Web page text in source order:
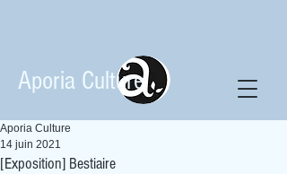
Aporia Culture
[Exposition] Bestiaire
Aporia Culture
14 juin 2021